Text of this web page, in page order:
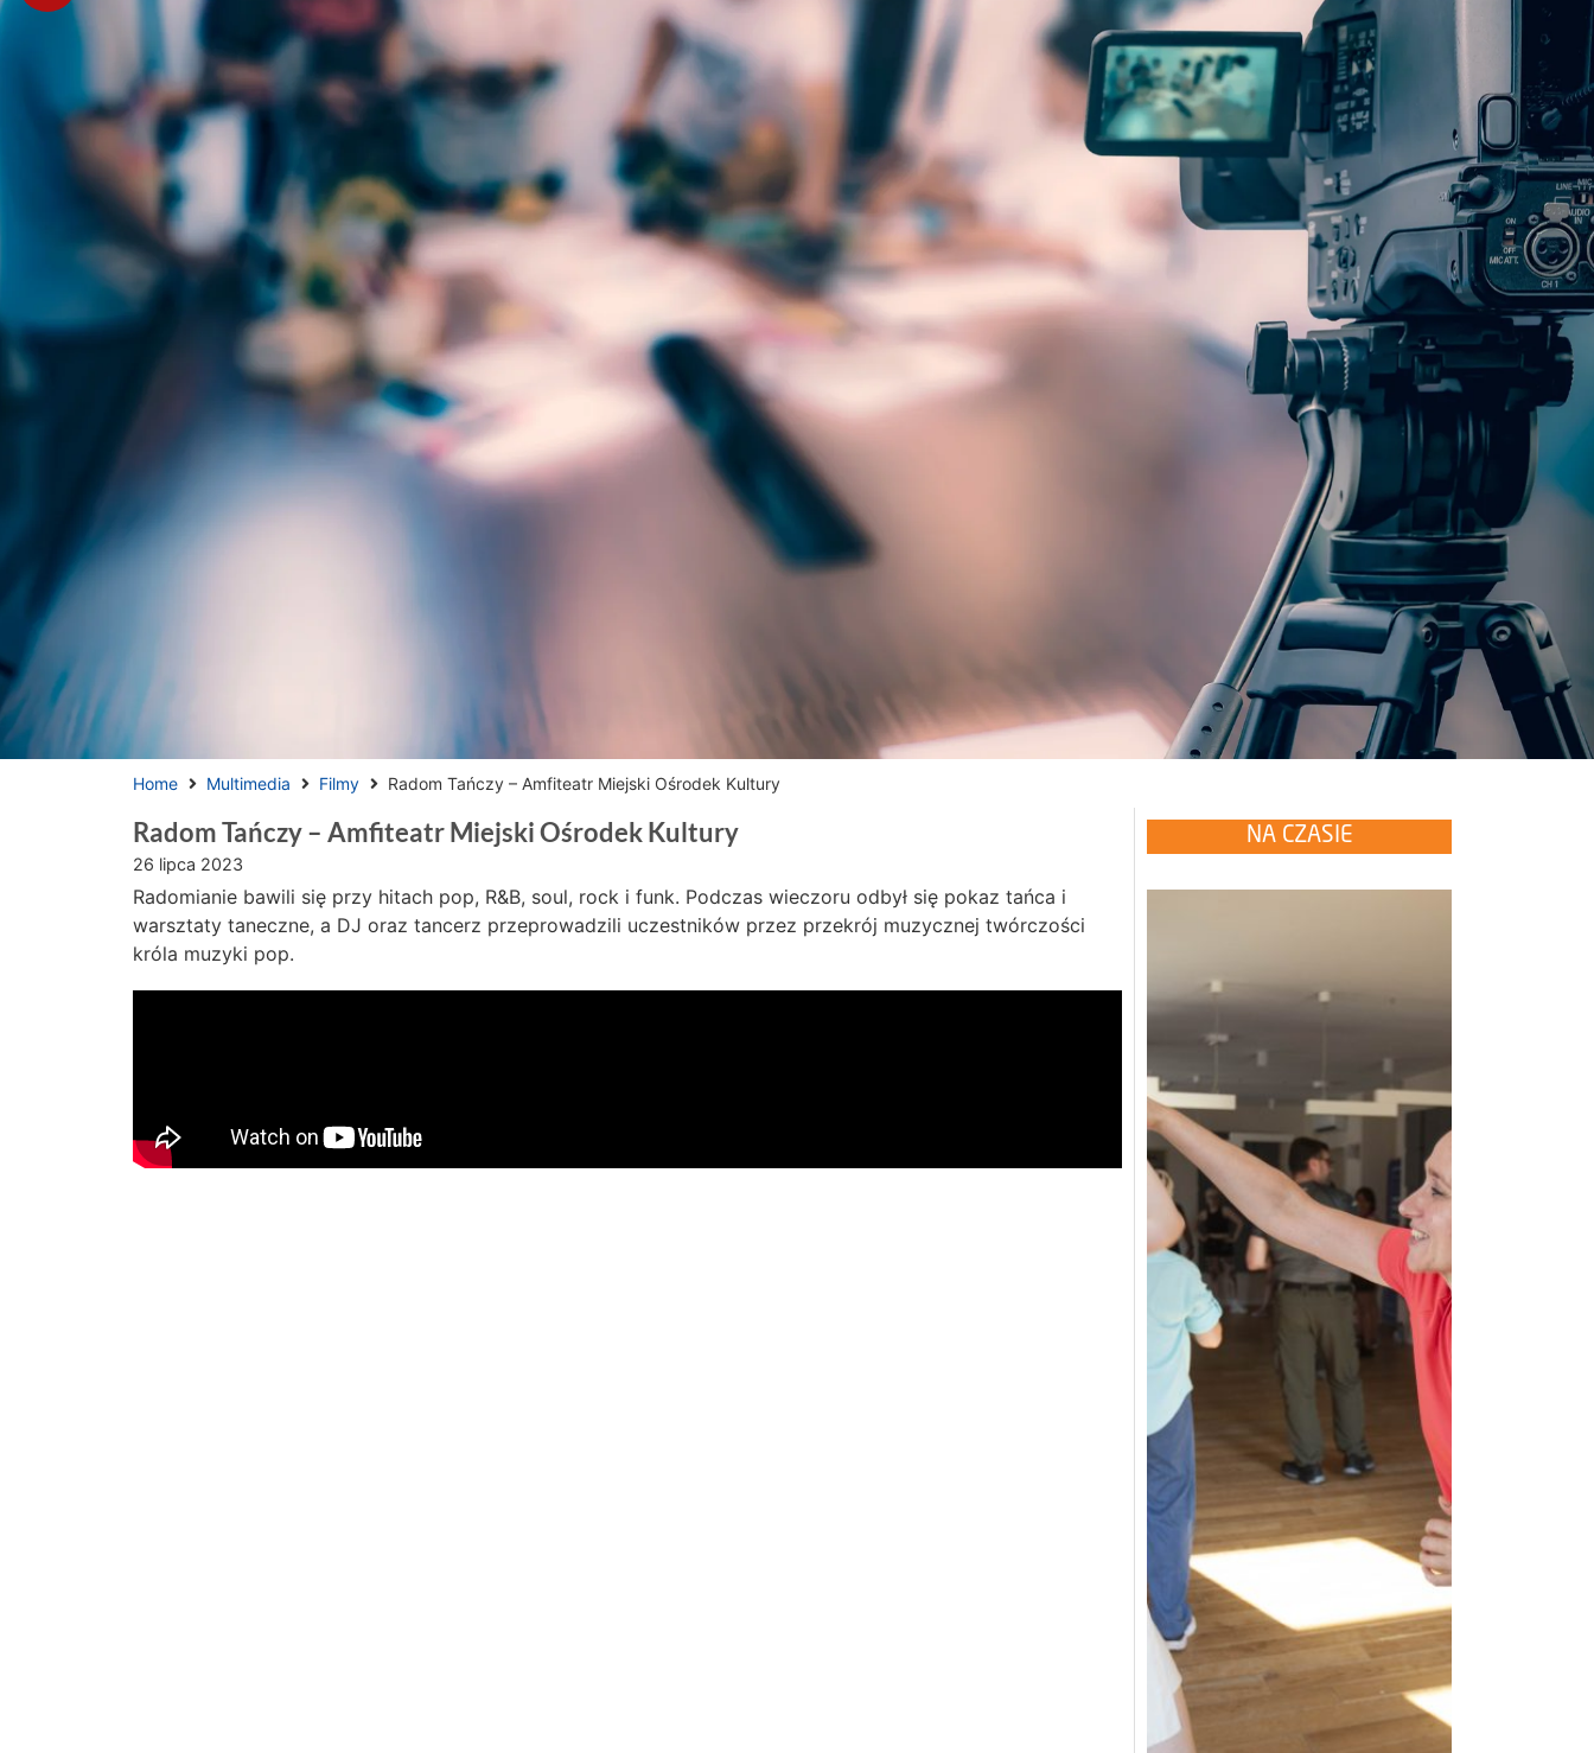
Home Multimedia Filmy Radom Tańczy – Amfiteatr Miejski Ośrodek Kultury
Radom Tańczy – Amfiteatr Miejski Ośrodek Kultury
26 lipca 2023
Radomianie bawili się przy hitach pop, R&B, soul, rock i funk. Podczas wieczoru odbył się pokaz tańca i
warsztaty taneczne, a DJ oraz tancerz przeprowadzili uczestników przez przekrój muzycznej twórczości
króla muzyki pop.
NA CZASIE